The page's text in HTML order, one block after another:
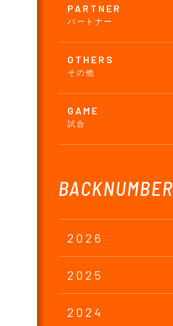
PARTNER
パートナー
OTHERS
その他
GAME
試合
BACKNUMBER
2026
2025
2024